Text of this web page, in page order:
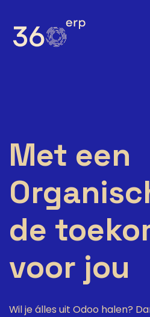
Met een
de
voor jou
Wil je álles uit Odoo halen?